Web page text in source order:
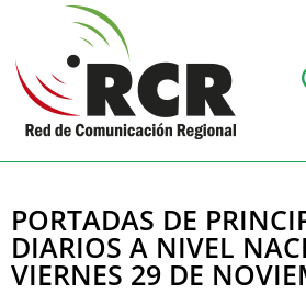
PORTADAS DE
DIARIOS A NIVEL
VIERNES 29 DE